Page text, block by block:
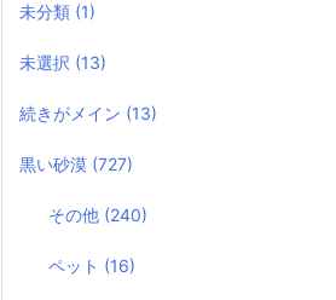
未分類 (1)
未選択 (13)
続きがメイン (13)
黒い砂漠 (727)
その他 (240)
ペット (16)